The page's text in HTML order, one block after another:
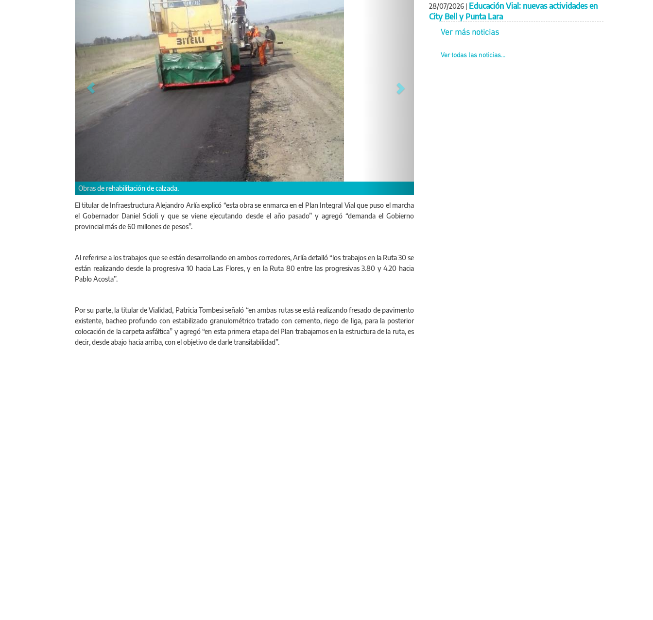
Obras de rehabilitación de calzada.
El titular de Infraestructura Alejandro Arlía explicó “esta obra se enmarca en el Plan Integral Vial que puso el marcha
el Gobernador Daniel Scioli y que se viene ejecutando desde el año pasado” y agregó “demanda el Gobierno
provincial más de 60 millones de pesos”.
Al referirse a los trabajos que se están desarrollando en ambos corredores, Arlía detalló “los trabajos en la Ruta 30 se
están realizando desde la progresiva 10 hacia Las Flores, y en la Ruta 80 entre las progresivas 3.80 y 4.20 hacia
Pablo Acosta”.
Por su parte, la titular de Vialidad, Patricia Tombesi señaló “en ambas rutas se está realizando fresado de pavimento
existente, bacheo profundo con estabilizado granulométrico tratado con cemento, riego de liga, para la posterior
colocación de la carpeta asfáltica” y agregó “en esta primera etapa del Plan trabajamos en la estructura de la ruta, es
decir, desde abajo hacia arriba, con el objetivo de darle transitabilidad”.
28/07/2026 | Educación Vial: nuevas actividades en
City Bell y Punta Lara
Ver más noticias
Ver todas las noticias...